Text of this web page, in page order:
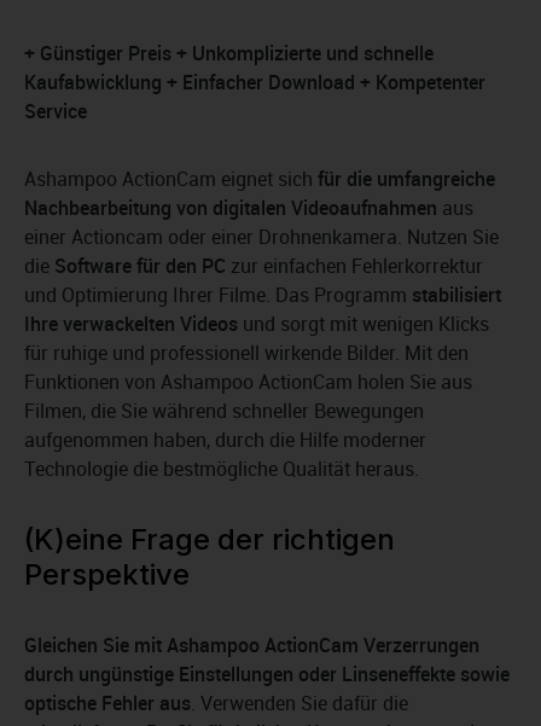
+ Günstiger Preis + Unkomplizierte und schnelle
Kaufabwicklung + Einfacher Download + Kompetenter
Service
Ashampoo ActionCam eignet sich für die umfangreiche
Nachbearbeitung von digitalen Videoaufnahmen aus
einer Actioncam oder einer Drohnenkamera. Nutzen Sie
die Software für den PC zur einfachen Fehlerkorrektur
und Optimierung Ihrer Filme. Das Programm stabilisiert
Ihre verwackelten Videos und sorgt mit wenigen Klicks
für ruhige und professionell wirkende Bilder. Mit den
Funktionen von Ashampoo ActionCam holen Sie aus
Filmen, die Sie während schneller Bewegungen
aufgenommen haben, durch die Hilfe moderner
Technologie die bestmögliche Qualität heraus.
(K)eine Frage der richtigen
Perspektive
Gleichen Sie mit Ashampoo ActionCam Verzerrungen
durch ungünstige Einstellungen oder Linseneffekte sowie
optische Fehler aus. Verwenden Sie dafür die